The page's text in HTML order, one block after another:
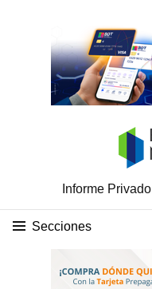
Informe Privado
Secciones